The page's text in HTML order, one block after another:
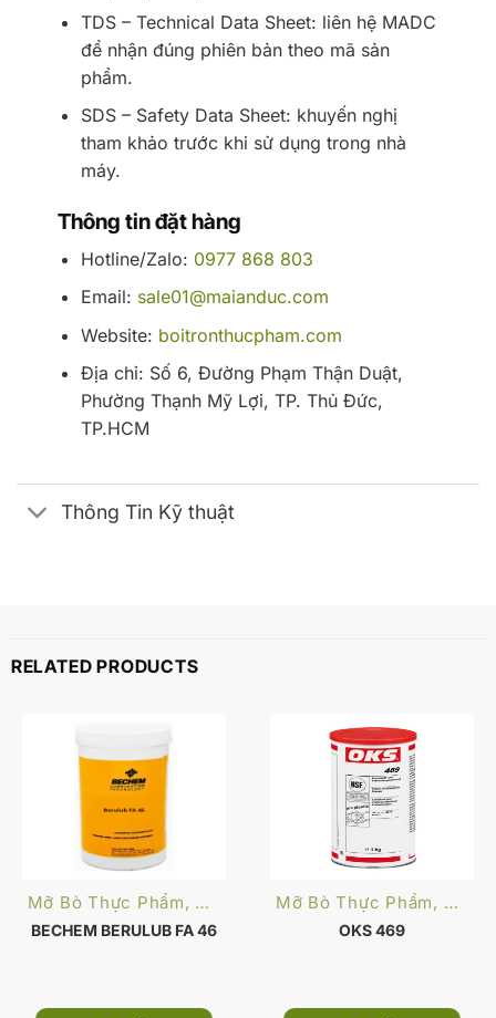
TDS – Technical Data Sheet: liên hệ MADC
để nhận đúng phiên bản theo mã sản
phẩm.
SDS – Safety Data Sheet: khuyến nghị
tham khảo trước khi sử dụng trong nhà
máy.
Thông tin đặt hàng
Hotline/Zalo: 0977 868 803
Email: sale01@maianduc.com
Website: boitronthucpham.com
Địa chỉ: Số 6, Đường Phạm Thận Duật,
Phường Thạnh Mỹ Lợi, TP. Thủ Đức,
TP.HCM
Thông Tin Kỹ thuật
RELATED PRODUCTS
Mỡ Bò Thực Phẩm, Dược Phẩm
BECHEM BERULUB FA 46
Mỡ Bò Thực Phẩm, Dược Phẩm
OKS 469